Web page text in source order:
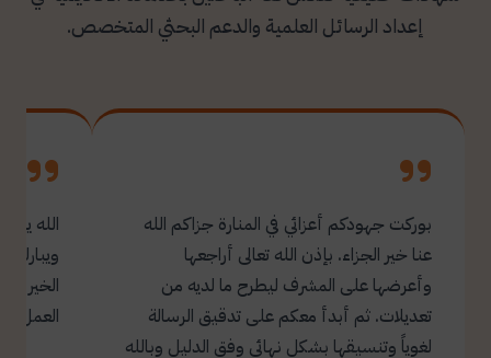
إعداد الرسائل العلمية والدعم البحثي المتخصص.
بوركت جهودكم أعزائي في المنارة جزاكم الله
عنا خير الجزاء. بإذن الله تعالى أراجعها
وأعرضها على المشرف ليطرح ما لديه من
تعديلات. ثم أبدأ معكم على تدقيق الرسالة
لغوياً وتنسيقها بشكل نهائي وفق الدليل وبالله
الله
العمل.